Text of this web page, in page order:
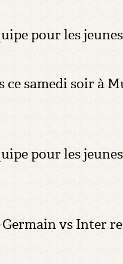
pour les jeunes
samedi soir à
pour les jeunes
vs Inter